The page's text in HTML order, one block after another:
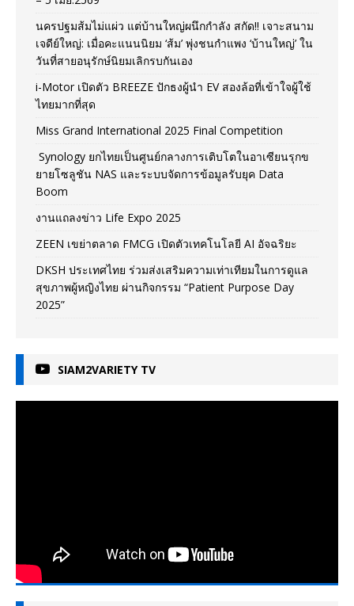
นครปฐมส้มไม่แผ่ว แต่บ้านใหญ่ผนึกกำลัง สกัด!! เจาะสนาม
เจดีย์ใหญ่: เมื่อคะแนนนิยม ‘ส้ม’ พุ่งชนกำแพง ‘บ้านใหญ่’ ใน
วันที่สายอนุรักษ์นิยมเลิกรบกันเอง
i-Motor เปิดตัว BREEZE ปักธงผู้นำ EV สองล้อที่เข้าใจผู้ใช้
ไทยมากที่สุด
Miss Grand International 2025 Final Competition
Synology ยกไทยเป็นศูนย์กลางการเติบโตในอาเซียนรุกข
ยายโซลูชัน NAS และระบบจัดการข้อมูลรับยุค Data
Boom
งานแถลงข่าว Life Expo 2025
ZEEN เขย่าตลาด FMCG เปิดตัวเทคโนโลยี AI อัจฉริยะ
DKSH ประเทศไทย ร่วมส่งเสริมความเท่าเทียมในการดูแล
สุขภาพผู้หญิงไทย ผ่านกิจกรรม “Patient Purpose Day
2025”
SIAM2VARIETY TV